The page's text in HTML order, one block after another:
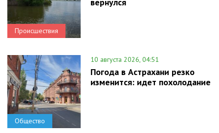
Происшествия
Общество
10 августа 2026, 04:51
Погода в Астрахани резко
изменится: идет похолодание